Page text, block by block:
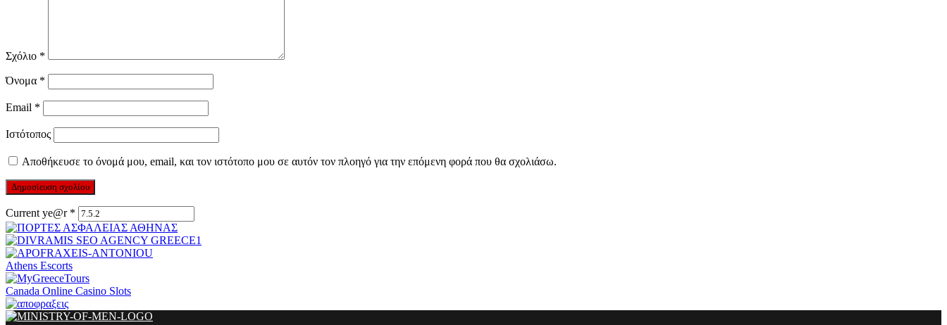
Σχόλιο *
Όνομα *
Email *
Ιστότοπος
Αποθήκευσε το όνομά μου, email, και τον ιστότοπο μου σε αυτόν τον πλοηγό για την επόμενη φορά που θα σχολιάσω.
Current ye@r *
Athens Escorts
Canada Online Casino Slots